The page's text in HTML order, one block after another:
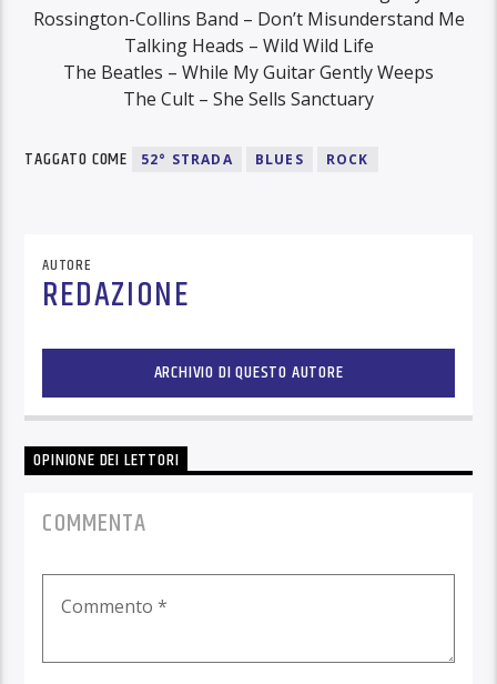
Rossington-Collins Band – Don’t Misunderstand Me
Talking Heads – Wild Wild Life
The Beatles – While My Guitar Gently Weeps
The Cult – She Sells Sanctuary
TAGGATO COME 52° STRADA BLUES ROCK
AUTORE
REDAZIONE
ARCHIVIO DI QUESTO AUTORE
OPINIONE DEI LETTORI
COMMENTA